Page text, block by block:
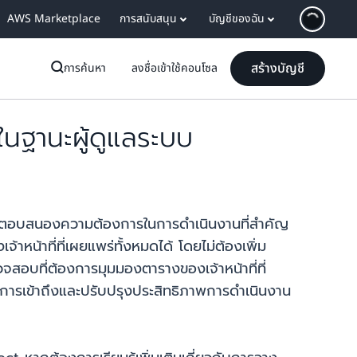
AWS Marketplace การสนับสนุน บัญชีของฉัน
การค้นหา ลงชื่อเข้าใช้คอนโซล สร้างบัญชี
ฐานะผู้ดูแลระบบ
บสนองความต้องการในการดำเนินงานที่สำคัญ
าหน้าที่ที่เผยแพร่ทั้งหมดได้ โดยไม่ต้องเพิ่ม
สอบที่ต้องการมุมมองตารางของเจ้าหน้าที่ที่
เข้าถึงและปรับปรุงประสิทธิภาพการดำเนินงาน